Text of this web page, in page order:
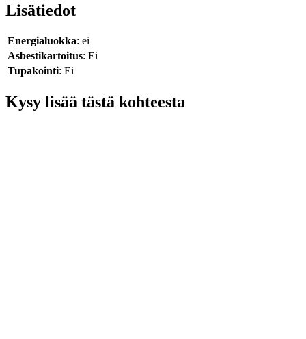
Lisätiedot
Energialuokka: ei
Asbestikartoitus: Ei
Tupakointi: Ei
Kysy lisää tästä kohteesta